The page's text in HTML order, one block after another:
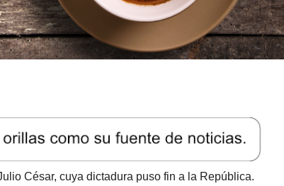
César, cuya dictadura puso fin a la República.